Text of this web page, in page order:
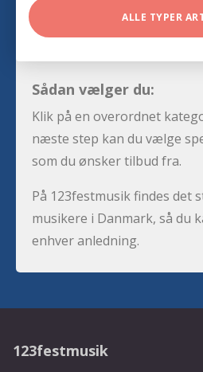
ALLE TYPER
Sådan vælger du:
Klik på en overordnet
næste step kan du vælge
som du ønsker tilbud fra.
På 123festmusik findes det
musikere i Danmark, så du
enhver anledning.
123festmusik